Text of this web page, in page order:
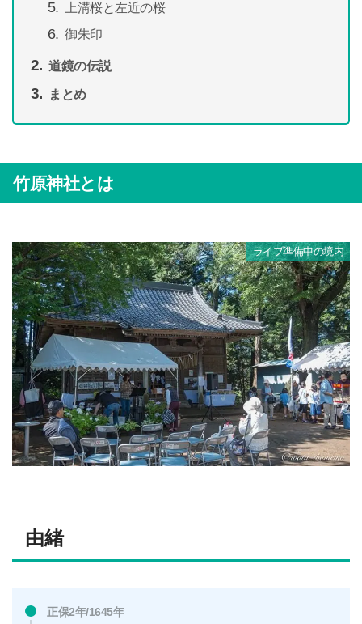
上溝桜と左近の桜
御朱印
道鏡の伝説
まとめ
竹原神社とは
ライブ準備中の境内
由緒
正保2年/1645年